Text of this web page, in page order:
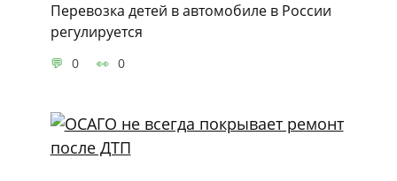
Перевозка детей в автомобиле в России
регулируется
0 0